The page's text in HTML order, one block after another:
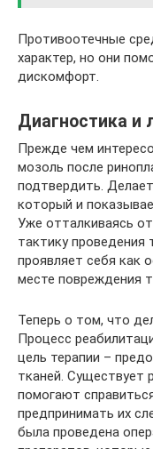
Противоотечные
характер, но они
дискомфорт.
Диагностика и
Прежде чем
мозоль после
подтвердить.
который и
Уже отталкиваясь
тактику проведения
проявляет себя как
месте повреждения
Теперь о том, что
Процесс
цель терапии –
тканей. Существует
помогают
предпринимать их
была проведена